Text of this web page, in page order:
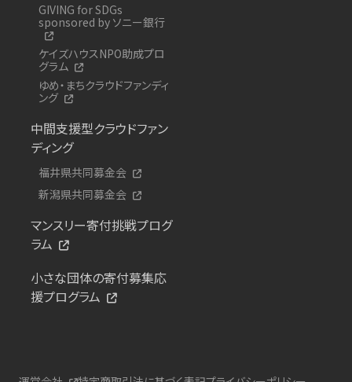
GIVING for SDGs
sponsored by ソニー銀行
ケイズハウスNPO助成プロ
グラム
ゆめ・まちクラウドファンディ
ング
中間支援型クラウドファン
ディング
福井県共同募金会
新潟県共同募金会
マンスリー寄付挑戦プログ
ラム
小さな団体の寄付募集応
援プログラム